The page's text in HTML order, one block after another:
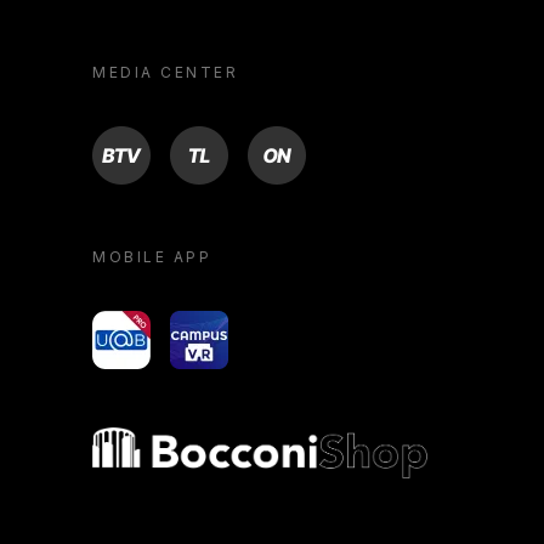
MEDIA CENTER
BTV TL ON
MOBILE APP
yoU@B Campus VR
Bocconi shop